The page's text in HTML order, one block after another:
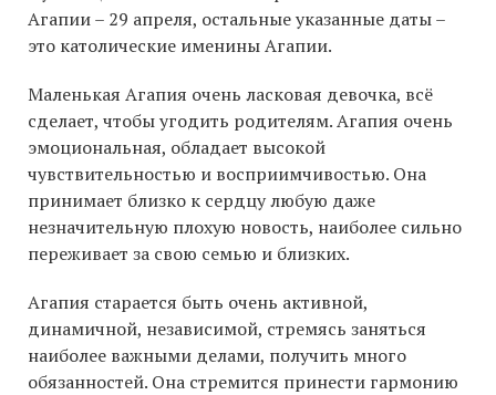
Агапии – 29 апреля, остальные указанные даты –
это католические именины Агапии.
Маленькая Агапия очень ласковая девочка, всё
сделает, чтобы угодить родителям. Агапия очень
эмоциональная, обладает высокой
чувствительностью и восприимчивостью. Она
принимает близко к сердцу любую даже
незначительную плохую новость, наиболее сильно
переживает за свою семью и близких.
Агапия старается быть очень активной,
динамичной, независимой, стремясь заняться
наиболее важными делами, получить много
обязанностей. Она стремится принести гармонию